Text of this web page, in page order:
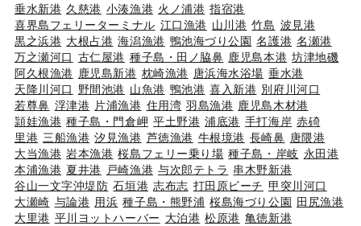
垂水新港 久慈港 小湊漁港 火ノ浦港 指宿港
喜界島フェリーターミナル 江口漁港 山川港 竹島 波見港
黒之浜港 大根占港 海潟漁港 鴨池海づり公園 名護港 名瀬港
万之瀬河口 古仁屋港 種子島・田ノ脇鼻 鹿児島本港 坊津地磯
阿久根漁港 鹿児島新港 枕崎漁港 唐浜海水浴場 垂水港
天降川河口
野間池港 山魚港 鴨池港 喜入新港 別府川河口
若尊鼻 浮津港 片浦漁港 住用湾 羽島漁港 鹿児島木材港
頴娃漁港 種子島・門倉岬 平土野港 浦底港 手打海岸 赤碕
里港 三船漁港 汐見漁港 芦徳漁港 牛根境港 長崎鼻 唐隈港
大当漁港 岩本漁港 桜島フェリー乗り場 種子島・岸岐 永田港
本浦漁港 夏井港 戸崎漁港 与次郎テトラ 串木野新港
谷山一文字沖堤防 石垣港 志布志 打田原ビーチ 甲突川河口
大瀬崎 与論港 用浜 種子島・熊野浦 桜島海づり公園
田尻漁港
大里港 平川ヨットハーバー 大泊港 松原港 亀徳新港